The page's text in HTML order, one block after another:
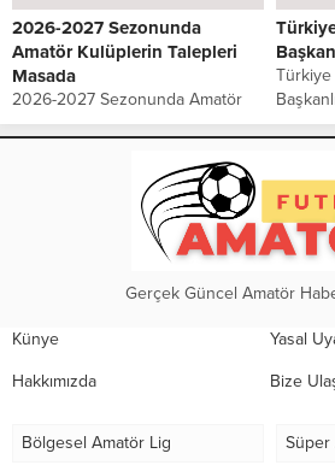
Ligi (PGL) olarak...
2026-2027 Sezonunda
Amatör Kulüplerin Talepleri
Masada
2026-2027 Sezonunda Amatör
Kulüplerin Talepleri Masada Yaş
bedelleri, tesis, ekonomik destek
ve altyapı… İstanbul amatör
futbolu yeni sezonda düzenleme
bekliyor 2026-2027...
kulüpler
Sayın
Gerçek Güncel Amatör
Künye Yasal
Hakkımızda Bize
Bölgesel Amatör Lig Süper